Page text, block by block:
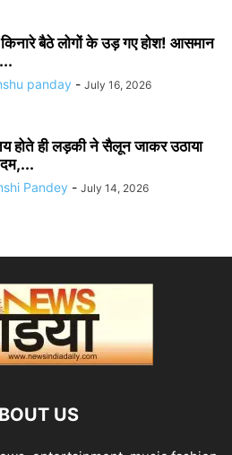
बैठे लोगों के उड़ गए होश! आसमान
panday - July 16, 2026
होते ही लड़की ने सैलून जाकर उठाया
Pandey - July 14, 2026
US